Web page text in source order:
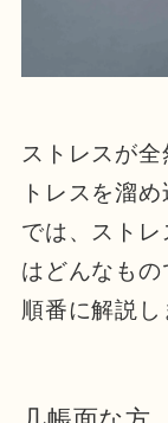
ストレスが
トレスを溜
では、スト
はどんなもの
順番に解説し